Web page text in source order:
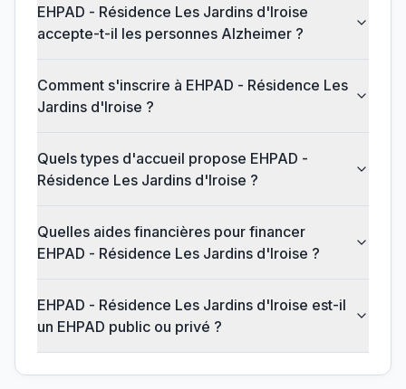
EHPAD - Résidence Les Jardins d'Iroise
accepte-t-il les personnes Alzheimer ?
Comment s'inscrire à EHPAD - Résidence Les
Jardins d'Iroise ?
Quels types d'accueil propose EHPAD -
Résidence Les Jardins d'Iroise ?
Quelles aides financières pour financer
EHPAD - Résidence Les Jardins d'Iroise ?
EHPAD - Résidence Les Jardins d'Iroise est-il
un EHPAD public ou privé ?